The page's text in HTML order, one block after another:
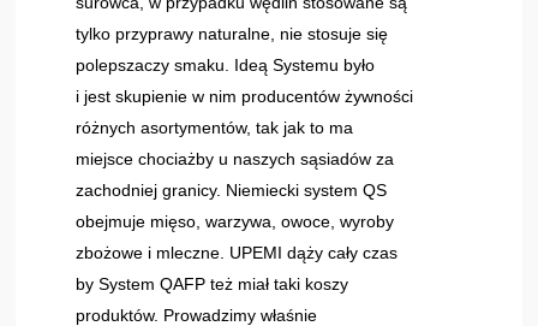
tylko przyprawy naturalne, nie stosuje się
polepszaczy smaku. Ideą Systemu było
i jest skupienie w nim producentów żywności
różnych asortymentów, tak jak to ma
miejsce chociażby u naszych sąsiadów za
zachodniej granicy. Niemiecki system QS
obejmuje mięso, warzywa, owoce, wyroby
zbożowe i mleczne. UPEMI dąży cały czas
by System QAFP też miał taki koszy
produktów. Prowadzimy właśnie